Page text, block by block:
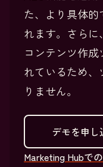
た、より具体的
れます。さら
コンテンツ作
れているため
りません。
デモを申し
Marketing Hubで